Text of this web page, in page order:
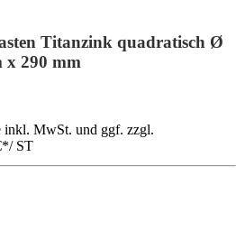
Titanzink quadratisch Ø
x 290 mm
MwSt. und ggf. zzgl.
*/ ST